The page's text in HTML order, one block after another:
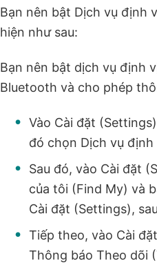
Bạn nên bật Dịch vụ định
hiện như sau:
Bạn nên bật dịch vụ định
Bluetooth và cho phép
Vào Cài đặt
đó chọn Dịch vụ
Sau đó, vào Cài đặt
của tôi (Find My) và
Cài đặt (Settings),
Tiếp theo, vào Cài
Thông báo Theo dõi